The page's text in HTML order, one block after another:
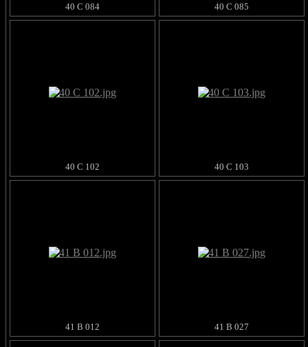
40 C 084 40 C 085
40 C 102 40 C 103
41 B 012 41 B 027